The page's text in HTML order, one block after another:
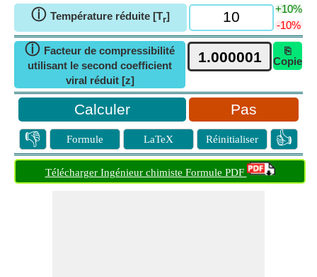
ⓘ Température réduite [Tr]
+10%
-10%
ⓘ Facteur de compressibilité
utilisant le second coefficient
viral réduit [z]
⎘
Copie
Pas
👎 Formule LaTeX Réinitialiser 👍
Télécharger Ingénieur chimiste Formule PDF